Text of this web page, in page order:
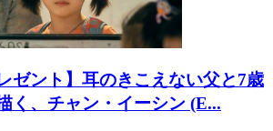
ゼント】耳のきこえない父と7歳
く、チャン・イーシン (E...